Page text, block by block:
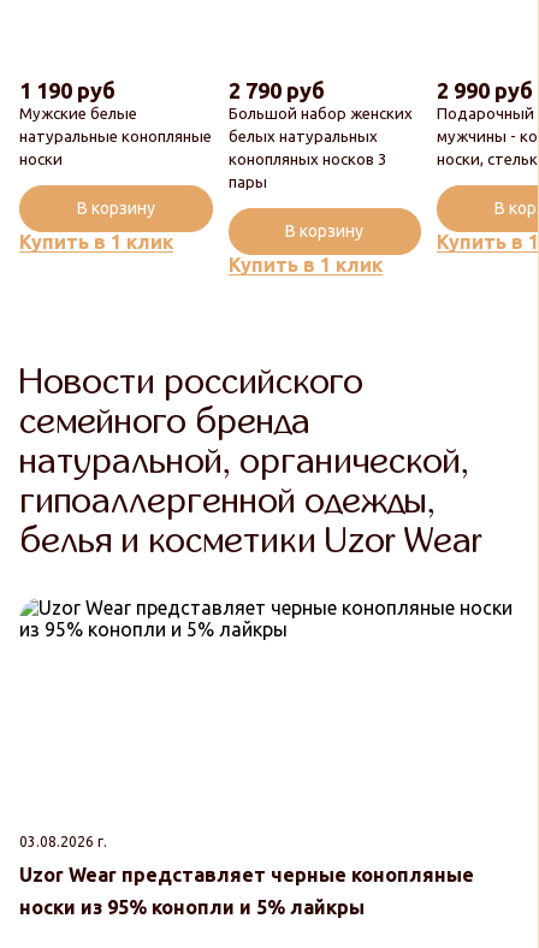
Мужские белые
натуральные конопляные
носки
1 190 руб
Купить в 1 клик
В корзину
Большой набор женских
белых натуральных
конопляных носков 3
пары
2 790 руб
Купить в 1 клик
В корзину
Подарочный
мужчины -
носки,
2 990 руб
Купить в
В
Новости российского
семейного бренда
натуральной, органической,
гипоаллергенной одежды,
белья и косметики Uzor Wear
03.08.2026 г.
Uzor Wear представляет черные конопляные
носки из 95% конопли и 5% лайкры